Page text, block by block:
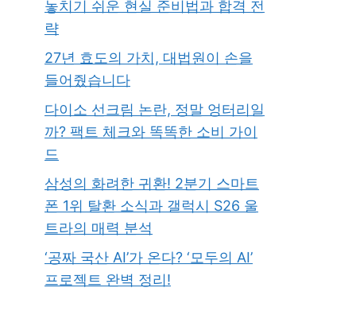
놓치기 쉬운 현실 준비법과 합격 전
략
27년 효도의 가치, 대법원이 손을
들어줬습니다
다이소 선크림 논란, 정말 엉터리일
까? 팩트 체크와 똑똑한 소비 가이
드
삼성의 화려한 귀환! 2분기 스마트
폰 1위 탈환 소식과 갤럭시 S26 울
트라의 매력 분석
‘공짜 국산 AI’가 온다? ‘모두의 AI’
프로젝트 완벽 정리!